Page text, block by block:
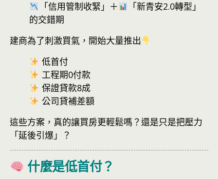
「信用管制收緊」＋
「新青安2.0轉型」
的交錯期
建商為了刺激買氣，開始大量推出
低首付
工程期0付款
保證貸款8成
公司貸補差額
這些方案，真的讓買房更輕鬆嗎？還是只是把壓力
「延後引爆」？
什麼是低首付？